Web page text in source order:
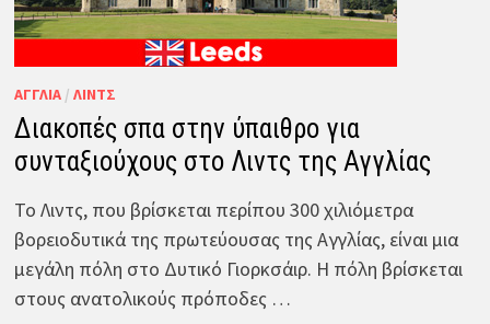
ΑΓΓΛΊΑ/ ΛΙΝΤΣ
Διακοπές σπα στην ύπαιθρο για
συνταξιούχους στο Λιντς της Αγγλίας
Το Λιντς, που βρίσκεται περίπου 300 χιλιόμετρα
βορειοδυτικά της πρωτεύουσας της Αγγλίας, είναι μια
μεγάλη πόλη στο Δυτικό Γιορκσάιρ. Η πόλη βρίσκεται
στους ανατολικούς πρόποδες …